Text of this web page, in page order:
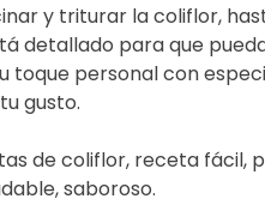
y triturar la coliflor,
detallado para que
toque personal con
gusto.
de coliflor, receta fácil,
saboroso.